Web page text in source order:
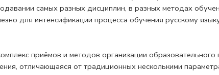
самых раз­ных дисциплин, в разных методах
для интенсификации процесса обучения русскому
приёмов и методов организации
отличающаяся от традиционных несколькими